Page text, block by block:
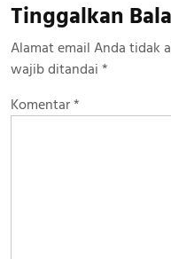
Tinggalkan
Alamat email Anda tidak
wajib ditandai *
Komentar*